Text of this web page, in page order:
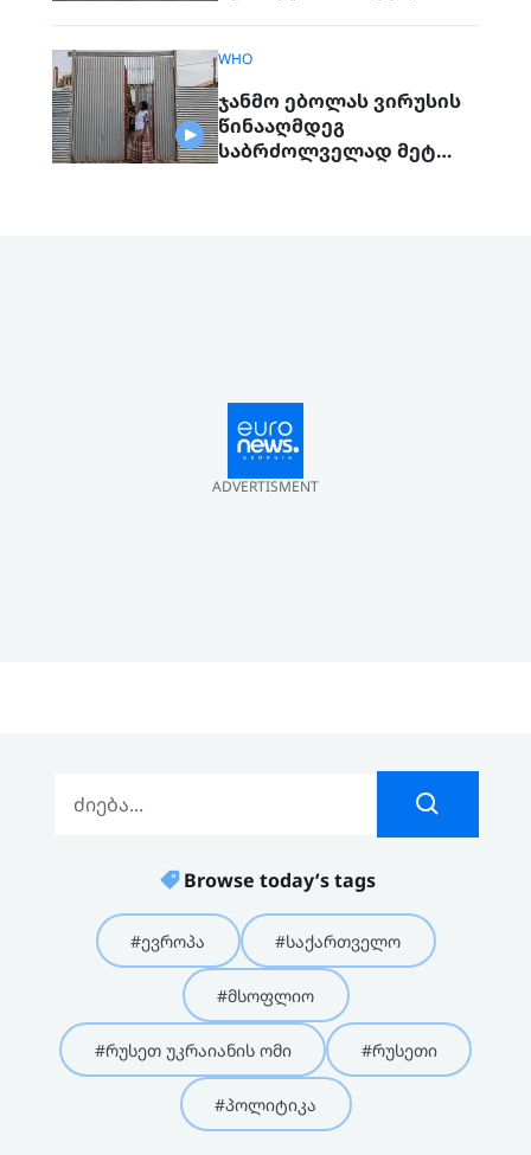
საფრთხეებზე საუბრობს
WHO
ჯანმო ებოლას ვირუსის
წინააღმდეგ
საბრძოლველად მეტ
ADVERTISMENT
Browse today’s tags
#ევროპა #საქართველო
#მსოფლიო
#რუსეთ უკრაიანის ომი #რუსეთი
#პოლიტიკა